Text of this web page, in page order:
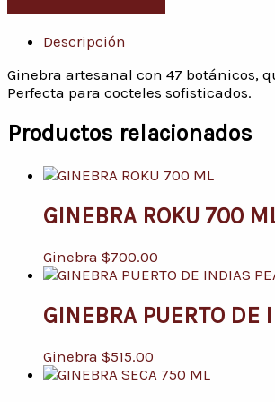
Descripción
Ginebra artesanal con 47 botánicos,
Perfecta para cocteles sofisticados.
Productos relacionados
GINEBRA ROKU 700
Ginebra $700.00
GINEBRA PUERTO
Ginebra $515.00